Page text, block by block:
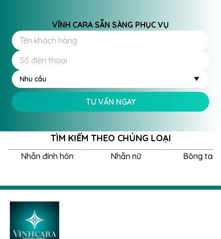
VĨNH CARA SẴN SÀNG PHỤC VỤ
Nhu cầu
TƯ VẤN NGAY
TÌM KIẾM THEO CHỦNG LOẠI
Nhẫn đính hôn Nhẫn nữ Bông tai